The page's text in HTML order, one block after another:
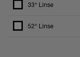
33° Linse
52° Linse